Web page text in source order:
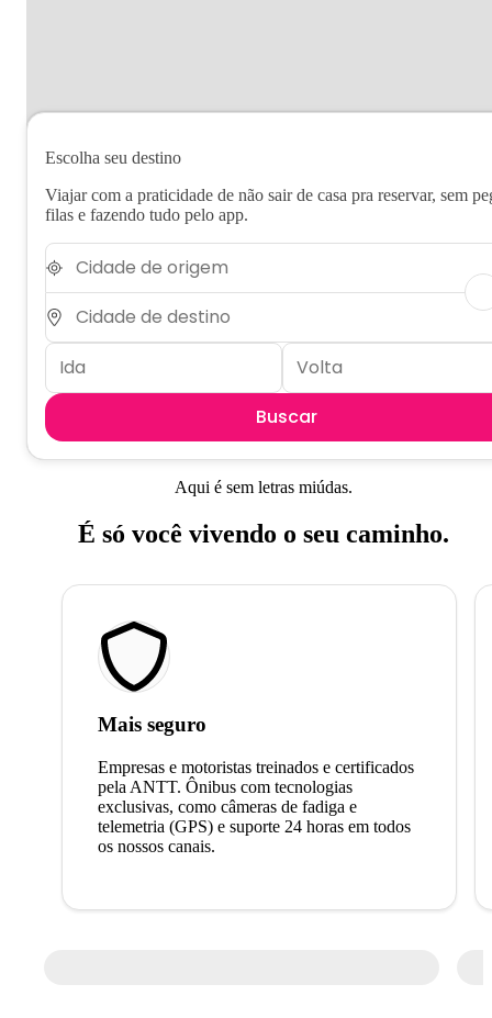
Escolha seu destino
Viajar com a praticidade de não sair de casa pra reservar, sem
filas e fazendo tudo pelo app.
Buscar
Aqui é sem letras miúdas.
É só você vivendo o seu caminho.
Mais seguro
Empresas e motoristas treinados e certificados
pela ANTT. Ônibus com tecnologias
exclusivas, como câmeras de fadiga e
telemetria (GPS) e suporte 24 horas em todos
os nossos canais.